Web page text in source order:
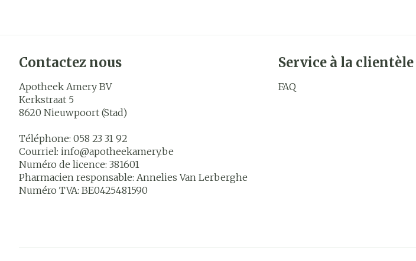
Contactez nous
Apotheek Amery BV
Kerkstraat 5
8620 Nieuwpoort (Stad)
Téléphone: 058 23 31 92
Courriel: info@apotheekamery.be
Numéro de licence: 381601
Pharmacien responsable: Annelies Van Lerberghe
Numéro TVA: BE0425481590
Service à la clientèle
FAQ